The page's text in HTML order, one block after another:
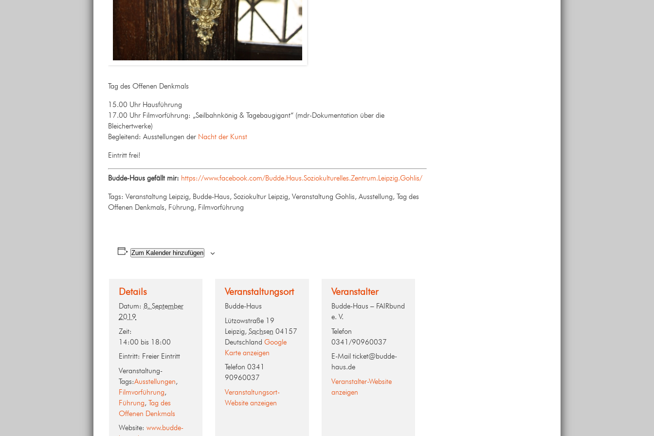
Tag des Offenen Denkmals
15.00 Uhr Hausführung
17.00 Uhr Filmvorführung: „Seilbahnkönig & Tagebaugigant“ (mdr-Dokumentation über die
Bleichertwerke)
Begleitend: Ausstellungen der Nacht der Kunst
Eintritt frei!
Budde-Haus gefällt mir: https://www.facebook.com/Budde.Haus.Soziokulturelles.Zentrum.Leipzig.Gohlis/
Tags: Veranstaltung Leipzig, Budde-Haus, Soziokultur Leipzig, Veranstaltung Gohlis, Ausstellung, Tag des
Offenen Denkmals, Führung, Filmvorführung
Zum Kalender hinzufügen
Details
Datum: 8. September
2019
Zeit:
14:00 bis 18:00
Eintritt: Freier Eintritt
Veranstaltung-
Tags:Ausstellungen,
Filmvorführung,
Führung, Tag des
Offenen Denkmals
Website: www.budde-
Veranstaltungsort
Budde-Haus
Lützowstraße 19
Leipzig, Sachsen 04157
Deutschland Google
Karte anzeigen
Telefon 0341
90960037
Veranstaltungsort-
Website anzeigen
Veranstalter
Budde-Haus – FAIRbund
e. V.
Telefon
0341/90960037
E-Mail ticket@budde-
haus.de
Veranstalter-Website
anzeigen